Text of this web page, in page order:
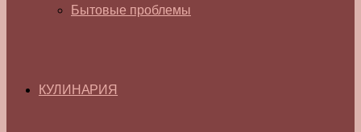
Бытовые проблемы
КУЛИНАРИЯ